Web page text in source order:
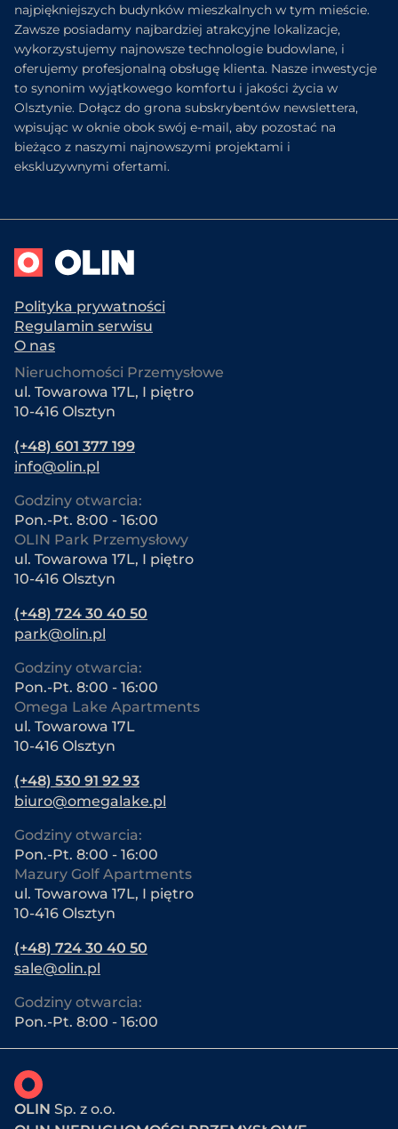
najpiękniejszych budynków mieszkalnych w tym mieście.
Zawsze posiadamy najbardziej atrakcyjne lokalizacje,
wykorzystujemy najnowsze technologie budowlane, i
oferujemy profesjonalną obsługę klienta. Nasze inwestycje
to synonim wyjątkowego komfortu i jakości życia w
Olsztynie. Dołącz do grona subskrybentów newslettera,
wpisując w oknie obok swój e-mail, aby pozostać na
bieżąco z naszymi najnowszymi projektami i
ekskluzywnymi ofertami.
Polityka prywatności
Regulamin serwisu
O nas
Nieruchomości Przemysłowe
ul. Towarowa 17L, I piętro
10-416 Olsztyn
(+48) 601 377 199
info@olin.pl
Godziny otwarcia:
Pon.-Pt. 8:00 - 16:00
OLIN Park Przemysłowy
ul. Towarowa 17L, I piętro
10-416 Olsztyn
(+48) 724 30 40 50
park@olin.pl
Godziny otwarcia:
Pon.-Pt. 8:00 - 16:00
Omega Lake Apartments
ul. Towarowa 17L
10-416 Olsztyn
(+48) 530 91 92 93
biuro@omegalake.pl
Godziny otwarcia:
Pon.-Pt. 8:00 - 16:00
Mazury Golf Apartments
ul. Towarowa 17L, I piętro
10-416 Olsztyn
(+48) 724 30 40 50
sale@olin.pl
Godziny otwarcia:
Pon.-Pt. 8:00 - 16:00
OLIN Sp. z o.o.